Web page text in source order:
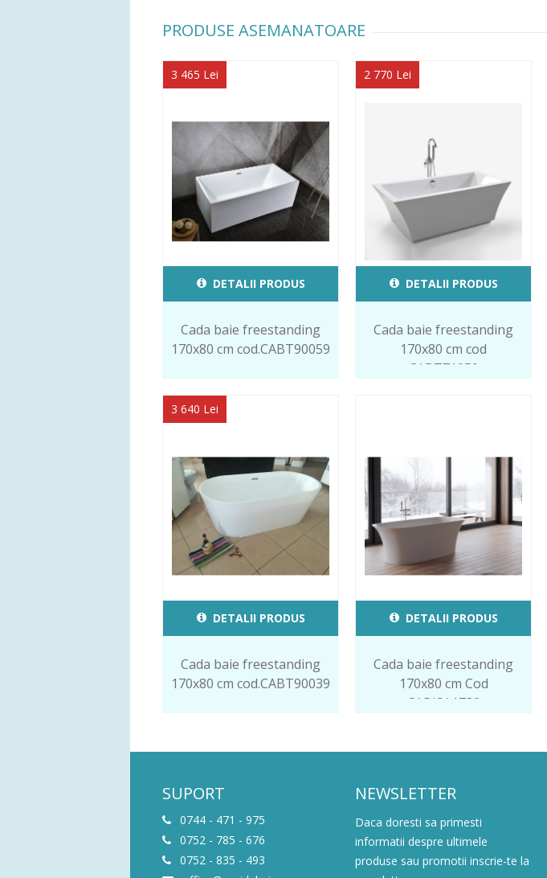
PRODUSE ASEMANATOARE
3 465 Lei
DETALII PRODUS
Cada baie freestanding
170x80 cm cod.CABT90059
2 770 Lei
DETALII PRODUS
Cada baie freestanding
170x80 cm cod
CABT71059
3 640 Lei
DETALII PRODUS
Cada baie freestanding
170x80 cm cod.CABT90039
DETALII PRODUS
Cada baie freestanding
170x80 cm Cod
CABISA1780
SUPORT
0744 - 471 - 975
0752 - 785 - 676
0752 - 835 - 493
NEWSLETTER
Daca doresti sa primesti
informatii despre ultimele
produse sau promotii inscrie-te la